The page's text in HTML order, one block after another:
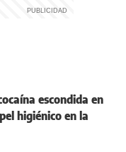
escondida en
higiénico en la